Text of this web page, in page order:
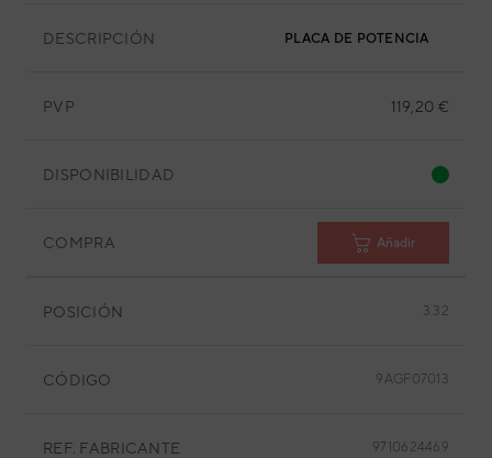
DESCRIPCIÓN PLACA DE POTENCIA
PVP 119,20 €
DISPONIBILIDAD
COMPRA Añadir
POSICIÓN 3.32
CÓDIGO 9AGF07013
REF. FABRICANTE 9710624469